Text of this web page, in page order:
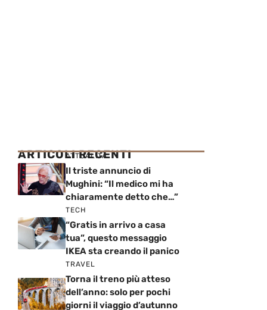
ARTICOLI RECENTI
ATTUALITÀ
Il triste annuncio di
Mughini: “Il medico mi ha
chiaramente detto che…”
TECH
“Gratis in arrivo a casa
tua”, questo messaggio
IKEA sta creando il panico
TRAVEL
Torna il treno più atteso
dell’anno: solo per pochi
giorni il viaggio d’autunno